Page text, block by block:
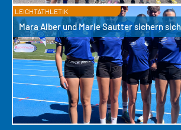
LEICHTATHLETIK
Mara Alber und Marie Sautter sichern